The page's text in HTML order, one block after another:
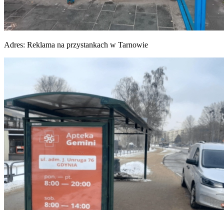
Adres: Reklama na przystankach w Tarnowie